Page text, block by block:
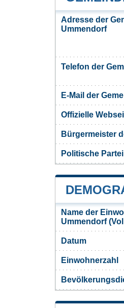
Adresse der
Ummendorf
Telefon der
E-Mail der
Offizielle
Bürgermeister
Politische Partei
Name der
Ummendorf
Datum
Einwohnerzahl